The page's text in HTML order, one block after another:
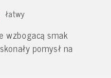
łatwy
wzbogacą smak
pomysł na